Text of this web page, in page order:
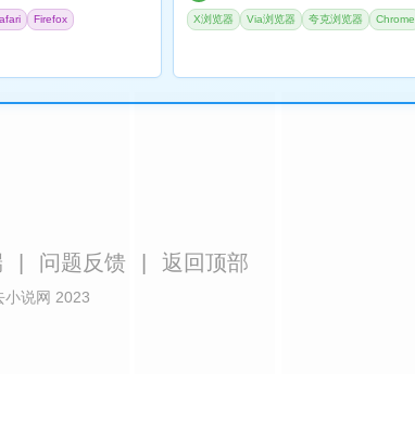
Firefox X浏览器 Via浏览器 夸克浏览器 Chrome
问题反馈 返回顶部
说网 2023